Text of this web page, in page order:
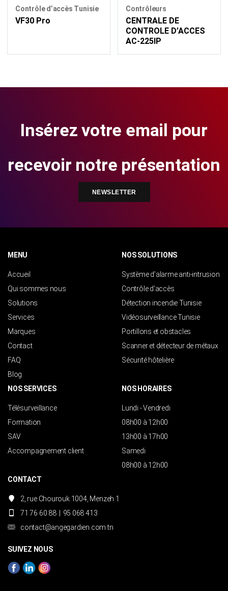
Contrôle d’accès Tunisie
VF30 Pro
Contrôleurs
CENTRALE DE
CONTROLE D’ACCES
AC-225IP
Insérez votre email pour
recevoir notre présentation
NEWSLETTER
MENU
Accueil
Qui sommes nous
Solutions
Services
Marques
Contact
FAQ
Blog
NOS SOLUTIONS
Système d’alarme anti-intrusion
Contrôle d’accès
Détection incendie Tunisie
Vidéosurveillance Tunisie
Portillons et obstacles
Scanner et détecteur de métaux
Sécurité hôtelière
NOS SERVICES
Télésurveillance
Formation
SAV
Accompagnement client
NOS HORAIRES
Lundi - Vendredi
08h00 à 12h00
13h00 à 17h00
Samedi
08h00 à 12h00
CONTACT
2, rue Chourouk 1004, Menzeh 1
71 76 60 88
95 068 413
contact@angegardien.com.tn
SUIVEZ NOUS